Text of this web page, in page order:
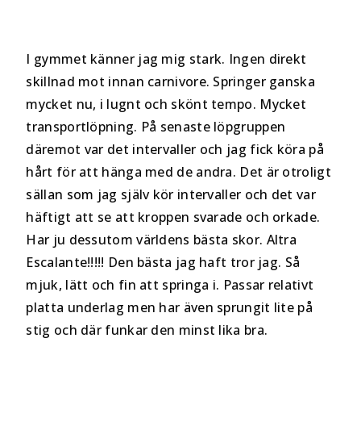
I gymmet känner jag mig stark. Ingen direkt
skillnad mot innan carnivore. Springer ganska
mycket nu, i lugnt och skönt tempo. Mycket
transportlöpning. På senaste löpgruppen
däremot var det intervaller och jag fick köra på
hårt för att hänga med de andra. Det är otroligt
sällan som jag själv kör intervaller och det var
häftigt att se att kroppen svarade och orkade.
Har ju dessutom världens bästa skor. Altra
Escalante!!!!! Den bästa jag haft tror jag. Så
mjuk, lätt och fin att springa i. Passar relativt
platta underlag men har även sprungit lite på
stig och där funkar den minst lika bra.